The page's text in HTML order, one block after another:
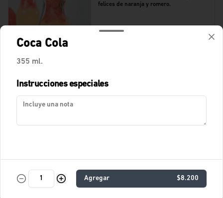
felices de naranja y romero.
Agua de tamarindo.
Fresca con Lychees, fresas y toques
cítricos.
Coca Cola
355 ml.
Instrucciones especiales
Agregar $8.200